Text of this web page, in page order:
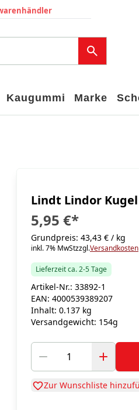
Kaugummi Marke
Lindt Lindor
5,95 €*
Grundpreis: 43,43 € / kg
inkl. 7% MwStzzgl.Versandkosten
Lieferzeit ca. 2-5 Tage
Artikel-Nr.: 33892-1
EAN: 4000539389207
Inhalt: 0.137 kg
Versandgewicht: 154g
Zur Wunschliste